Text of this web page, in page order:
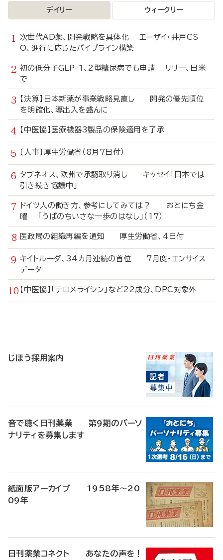
デイリー ウィークリー
次世代AD薬、開発戦略を具体化 エーザイ・井戸CS
O、進行に応じたパイプライン構築
初の低分子GLP-1、2型糖尿病でも申請 リリー、日米
で
【決算】日本新薬が事業戦略見直し 開発の優先順位
を明確化、導出入を盛んに
【中医協】医療機器3製品の保険適用を了承
〔人事〕厚生労働省（8月7日付）
タブネオス、欧州で承認取り消し キッセイ「日本では
引き続き協議中」
ドイツ人の働き方、参考にしてみては？ おとにち金
曜 「うぱのちいさな一歩のはなし」（17）
医政局の組織再編を通知 厚生労働省、4日付
キイトルーダ、34カ月連続の首位 7月度・エンサイス
データ
【中医協】「テロメライシン」など22成分、DPC対象外
じほう採用案内
音で聴く日刊薬業 第9期のパーソ
ナリティを募集します
紙面版アーカイブ 1958年～20
09年
日刊薬業コネクト あなたの声を！